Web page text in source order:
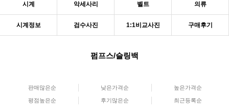
시계 악세사리 벨트 의류
시계정보 검수사진 1:1비교사진 구매후기
펌프스/슬링백
판매많은순 낮은가격순 높은가격순
평점높은순 후기많은순 최근등록순